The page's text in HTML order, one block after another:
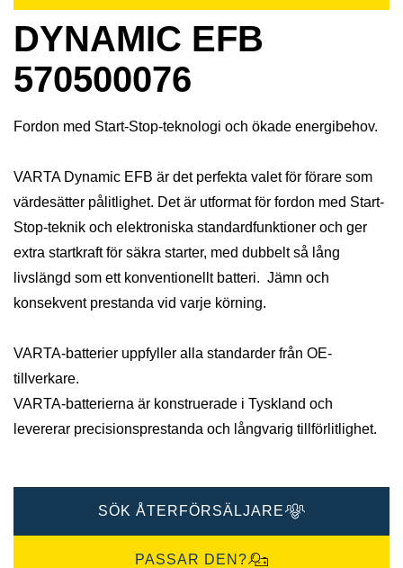
DYNAMIC EFB
570500076
Fordon med Start-Stop-teknologi och ökade energibehov.
VARTA Dynamic EFB är det perfekta valet för förare som
värdesätter pålitlighet. Det är utformat för fordon med Start-
Stop-teknik och elektroniska standardfunktioner och ger
extra startkraft för säkra starter, med dubbelt så lång
livslängd som ett konventionellt batteri. Jämn och
konsekvent prestanda vid varje körning.
VARTA-batterier uppfyller alla standarder från OE-
tillverkare.
VARTA-batterierna är konstruerade i Tyskland och
levererar precisionsprestanda och långvarig tillförlitlighet.
SÖK ÅTERFÖRSÄLJARE
PASSAR DEN?